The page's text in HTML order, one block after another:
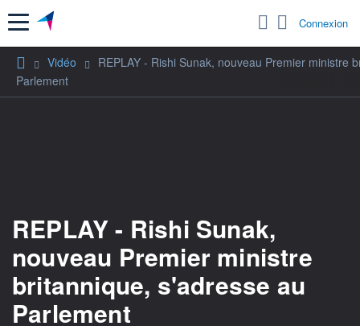
Menu Connexion
Vidéo
REPLAY - Rishi Sunak, nouveau Premier ministre
Parlement
REPLAY - Rishi Sunak,
nouveau Premier ministre
britannique, s'adresse au
Parlement